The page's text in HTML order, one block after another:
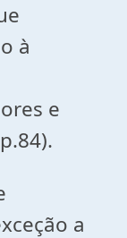
à
e
a